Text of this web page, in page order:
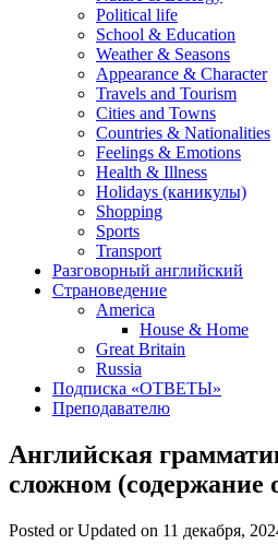
Political life
School & Education
Weather & Seasons
Appearance & Character
Travels and Tourism
Cities and Towns
Countries & Nationalities
Feelings & Emotions
Health & Illness
Holidays (каникулы)
Shopping
Sports
Transport
Разговорный английский
Страноведение
America
House & Home
Great Britain
Russia
Подписка «ОТВЕТЫ»
Преподавателю
Английская
сложном (содержание
Posted or Updated on 11 декабря,